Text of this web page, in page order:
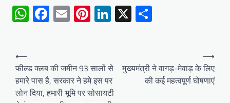
WhatsApp
Facebook
EmailPinterest
LinkedIn
X
Post
navigation
⟵
फील्ड क्लब की जमीन 93 सालों से
हमारे पास है, सरकार ने हमे इस पर
लोन दिया, हमारी भूमि पर सोसायटी
मुख्यमंत्री ने वागड़-मेवाड़ के लिए
की कई महत्वपूर्ण घोषणाएं
⟶